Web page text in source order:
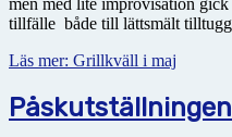
men med lite improvisation
tillfälle både till lättsmält
Läs mer: Grillkväll i maj